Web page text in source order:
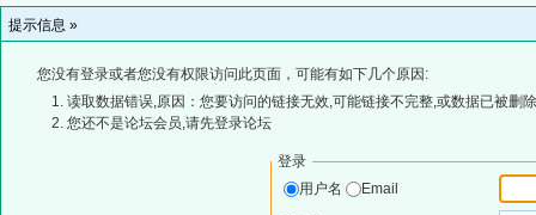
提示信息 »
您没有登录或者您没有权限访问此页面，可能有如下几个原因:
读取数据错误,原因：您要访问的链接无效,可能链接不完整,或数据已被删
您还不是论坛会员,请先登录论坛
登录
用户名
Email